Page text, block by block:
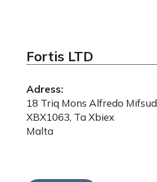
Fortis LTD
Adress:
18 Triq Mons Alfredo Mifsud
XBX1063, Ta Xbiex
Malta